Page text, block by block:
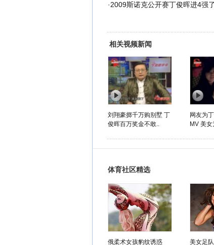
·2009斯诺克公开赛丁俊晖进4强
相关视频新闻
刘翔豪掷千万购别墅 丁
俊晖百万奖金不敢..
网友为
MV 美
体育社区精选
俄柔术女孩豹纹诱惑 美女足